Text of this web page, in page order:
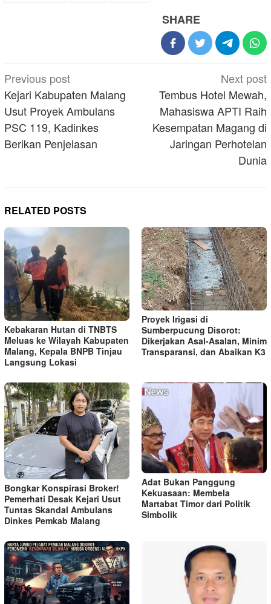
SHARE
Post
navigation
Previous post
Kejari Kabupaten Malang
Usut Proyek Ambulans
PSC 119, Kadinkes
Berikan Penjelasan
Next post
Tembus Hotel Mewah,
Mahasiswa APTI Raih
Kesempatan Magang di
Jaringan Perhotelan
Dunia
RELATED POSTS
Kebakaran Hutan di TNBTS
Meluas ke Wilayah Kabupaten
Malang, Kepala BNPB Tinjau
Langsung Lokasi
Proyek Irigasi di
Sumberpucung Disorot:
Dikerjakan Asal-Asalan, Minim
Transparansi, dan Abaikan K3
Bongkar Konspirasi Broker!
Pemerhati Desak Kejari Usut
Tuntas Skandal Ambulans
Dinkes Pemkab Malang
Adat Bukan Panggung
Kekuasaan: Membela
Martabat Timor dari Politik
Simbolik